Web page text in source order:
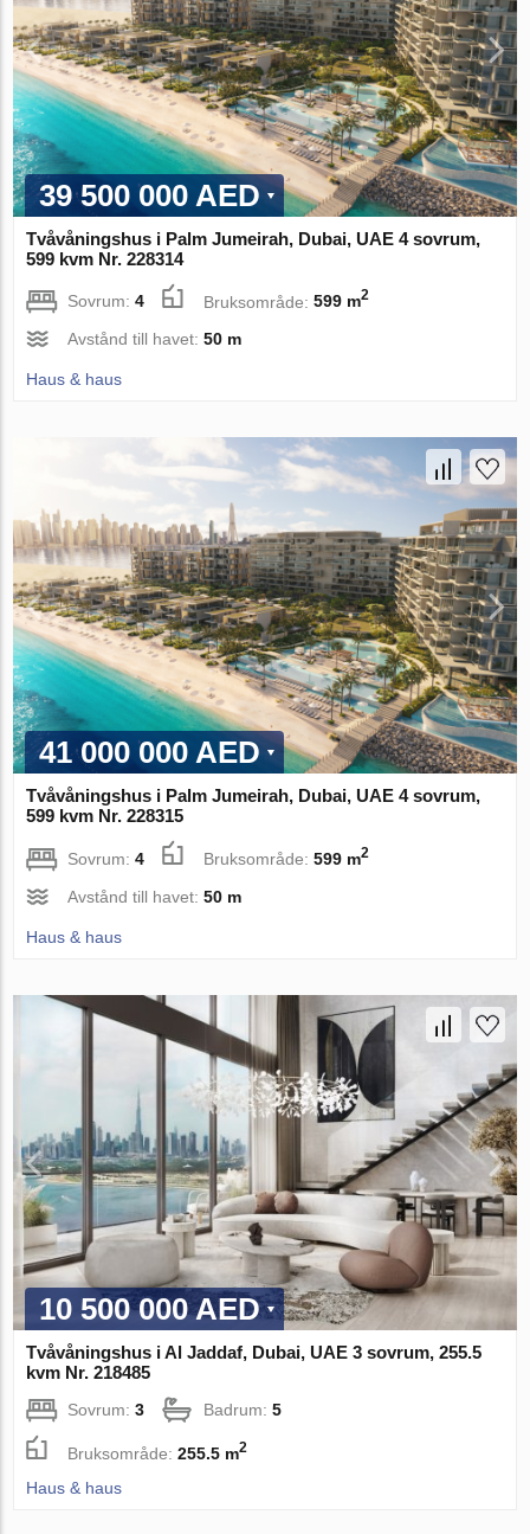
39 500 000 AED
Tvåvåningshus i Palm Jumeirah, Dubai, UAE 4 sovrum,
599 kvm Nr. 228314
Sovrum:4 Bruksområde:599 m2
Avstånd till havet:50 m
Haus & haus
41 000 000 AED
Tvåvåningshus i Palm Jumeirah, Dubai, UAE 4 sovrum,
599 kvm Nr. 228315
Sovrum:4 Bruksområde:599 m2
Avstånd till havet:50 m
Haus & haus
10 500 000 AED
Tvåvåningshus i Al Jaddaf, Dubai, UAE 3 sovrum, 255.5
kvm Nr. 218485
Sovrum:3 Badrum:5
Bruksområde:255.5 m2
Haus & haus